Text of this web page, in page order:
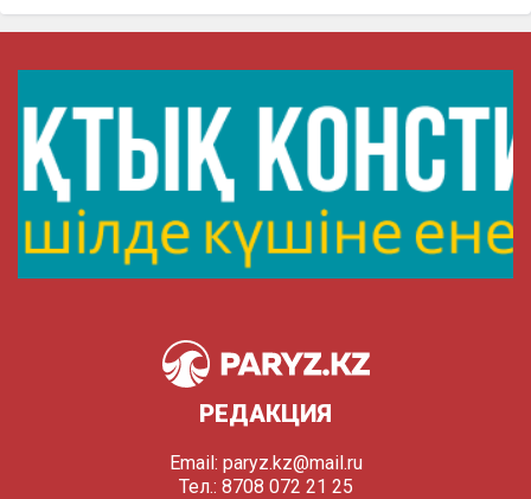
РЕДАКЦИЯ
Email: paryz.kz@mail.ru
Тел.: 8708 072 21 25